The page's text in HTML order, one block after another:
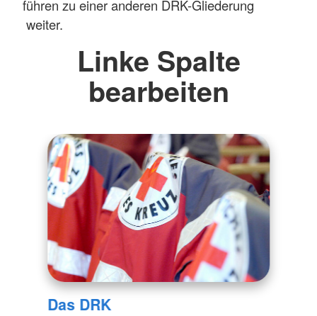
führen zu einer anderen DRK-Gliederung
weiter.
Linke Spalte
bearbeiten
Das DRK